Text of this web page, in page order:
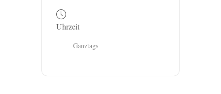
Uhrzeit
Ganztags